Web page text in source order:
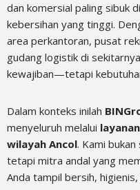
dan komersial paling sibuk
kebersihan yang tinggi.
area perkantoran, pusat
gudang logistik di
kewajiban—tetapi
Dalam konteks inilah
menyeluruh melalui
wilayah Ancol. Kami
tetapi mitra andal yang
Anda tampil bersih,